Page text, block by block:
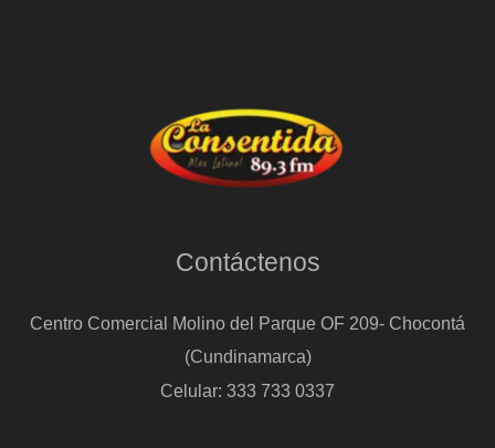
Contáctenos
Centro Comercial Molino del Parque OF 209- Chocontá
(Cundinamarca)
Celular: 333 733 0337